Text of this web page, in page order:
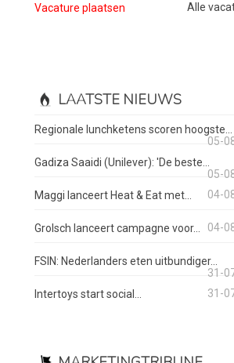
Vacature plaatsen Alle
LAATSTE NIEUWS
Regionale lunchketens scoren hoogste...
05-
Gadiza Saaidi (Unilever): 'De beste...
05-
Maggi lanceert Heat & Eat met...
04-
Grolsch lanceert campagne voor... 04-
FSIN: Nederlanders eten uitbundiger...
31-
Intertoys start social...
31-